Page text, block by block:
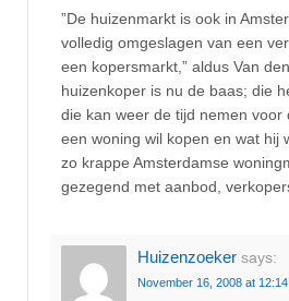
”De huizenmarkt is ook in
volledig omgeslagen van een
een kopersmarkt,” aldus Van
huizenkoper is nu de baas; die
die kan weer de tijd nemen voor
een woning wil kopen en wat hij
zo krappe Amsterdamse
gezegend met aanbod,
Huizenzoeker says:
November 16, 2008 at